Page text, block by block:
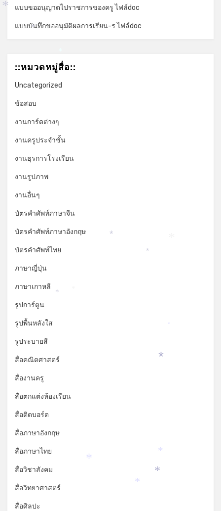
แบบขออนุญาตไปราชการของครู ไฟล์doc
แบบบันทึกขออนุมัติผลการเรียน-ร ไฟล์doc
::หมวดหมู่สื่อ::
Uncategorized
ข้อสอบ
งานการ์ดต่างๆ
งานครูประจำชั้น
งานธุรการโรงเรียน
งานรูปภาพ
งานอื่นๆ
บัตรคำศัพท์ภาษาจีน
บัตรคำศัพท์ภาษาอังกฤษ
บัตรคำศัพท์ไทย
ภาษาญี่ปุ่น
ภาษาเกาหลี
รูปการ์ตูน
รูปพื้นหลังใส
รูประบายสี
สื่อคณิตศาสตร์
สื่องานครู
สื่อตกแต่งห้องเรียน
สื่อติดบอร์ด
สื่อภาษาอังกฤษ
สื่อภาษาไทย
สื่อวิชาสังคม
สื่อวิทยาศาสตร์
สื่อศิลปะ
*